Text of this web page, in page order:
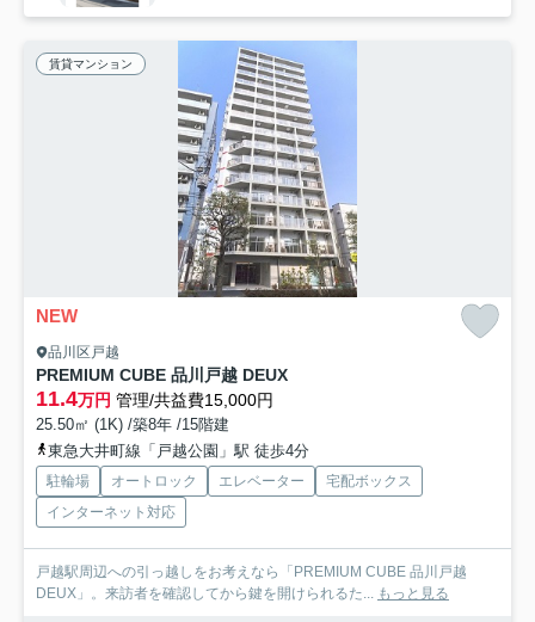
賃貸マンション
NEW
品川区戸越
PREMIUM CUBE 品川戸越 DEUX
11.4万円 管理/共益費15,000円
25.50㎡ (1K) /築8年 /15階建
東急大井町線「戸越公園」駅 徒歩4分
駐輪場 オートロック エレベーター
宅配ボックス
インターネット対応
戸越駅周辺への引っ越しをお考えなら「PREMIUM CUBE 品川戸越
DEUX」。来訪者を確認してから鍵を開けられるた... もっと見る